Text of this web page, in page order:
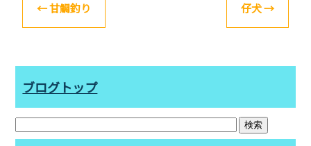
←甘鯛釣り 仔犬→
ブログトップ